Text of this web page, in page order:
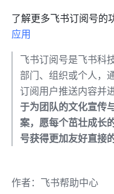
了解更多飞书订阅号的
应用
飞书订阅号是飞书科
部门、组织或个人，
订阅用户推送内容并
于为团队的文化宣传
案，愿每个茁壮成长
号获得更加友好直接
作者： 飞书帮助中心